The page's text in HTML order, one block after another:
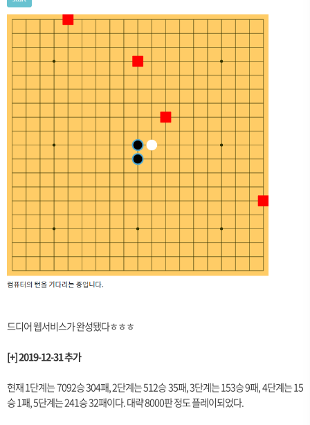
드디어 웹서비스가 완성됐다ㅎㅎㅎ
[+] 2019-12-31 추가
현재 1단계는 7092승 304패, 2단계는 512승 35패, 3단계는 153승 9패, 4단계는 15
승 1패, 5단계는 241승 32패이다. 대략 8000판 정도 플레이되었다.